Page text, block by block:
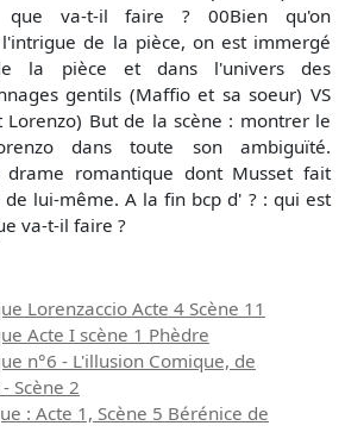
que va-t-il faire ? 00Bien qu'on
de la pièce, on est immergé
la pièce et dans l'univers des
gentils (Maffio et sa soeur) VS
Lorenzo) But de la scène : montrer le
dans toute son ambiguïté.
drame romantique dont Musset fait
lui-même. A la fin bcp d' ? : qui est
va-t-il faire ?
Lorenzaccio Acte 4 Scène 11
Acte I scène 1 Phèdre
n°6 - L'illusion Comique, de
Scène 2
: Acte 1, Scène 5 Bérénice de